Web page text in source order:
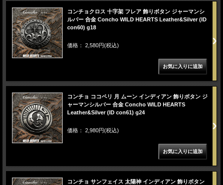
コンチョクロス 十字架 フレア 飾りボタン ジャーマンシ
ルバー 合金 Concho WILD HEARTS Leather&Silver (ID
con60) g18
価格： 2,580円(税込)
コンチョ ココペリ 月 ムーン インディアン 飾りボタン ジ
ャーマンシルバー 合金 Concho WILD HEARTS
Leather&Silver (ID con61) g24
価格： 2,980円(税込)
コンチョ サンフェイス 太陽神 インディアン 飾りボタン